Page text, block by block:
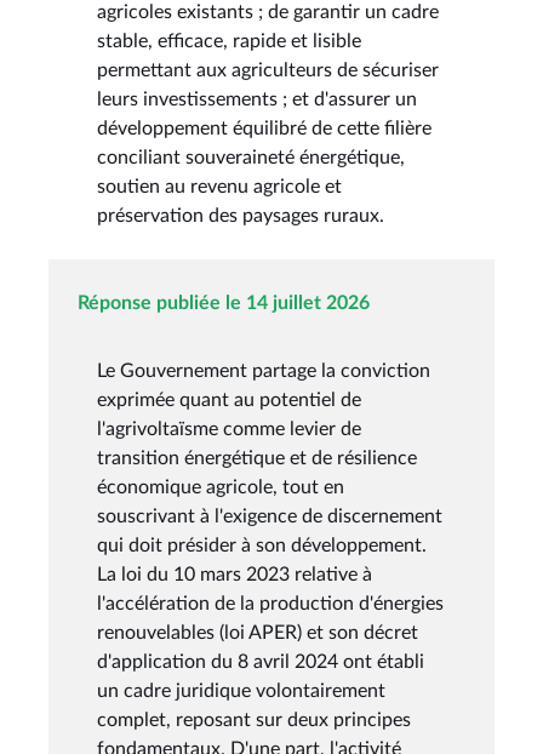
agricoles existants ; de garantir un cadre
stable, efficace, rapide et lisible
permettant aux agriculteurs de sécuriser
leurs investissements ; et d'assurer un
développement équilibré de cette filière
conciliant souveraineté énergétique,
soutien au revenu agricole et
préservation des paysages ruraux.
Réponse publiée le 14 juillet 2026
Le Gouvernement partage la conviction
exprimée quant au potentiel de
l'agrivoltaïsme comme levier de
transition énergétique et de résilience
économique agricole, tout en
souscrivant à l'exigence de discernement
qui doit présider à son développement.
La loi du 10 mars 2023 relative à
l'accélération de la production d'énergies
renouvelables (loi APER) et son décret
d'application du 8 avril 2024 ont établi
un cadre juridique volontairement
complet, reposant sur deux principes
fondamentaux. D'une part, l'activité